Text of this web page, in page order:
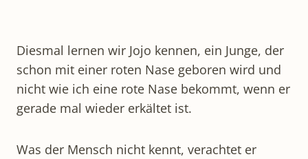
Diesmal lernen wir Jojo kennen, ein Junge, der
schon mit einer roten Nase geboren wird und
nicht wie ich eine rote Nase bekommt, wenn er
gerade mal wieder erkältet ist.
Was der Mensch nicht kennt, verachtet er